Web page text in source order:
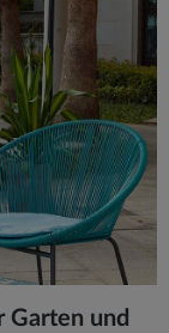
Garten und